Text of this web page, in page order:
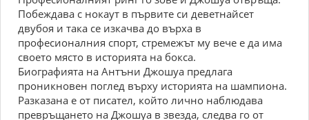
Побеждава с нокаут в първите си деветнайсет
двубоя и така се изкачва до върха в
професионалния спорт, стремежът му вече е да има
своето място в историята на бокса.
Биографията на Антъни Джошуа предлага
проникновен поглед върху историята на шампиона.
Разказана е от писател, който лично наблюдава
превръщането на Джошуа в звезда, следва го от